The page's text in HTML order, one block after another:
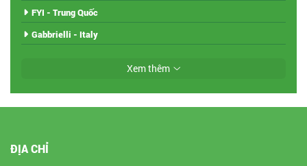
FYI - Trung Quốc
Gabbrielli - Italy
Xem thêm
ĐỊA CHỈ